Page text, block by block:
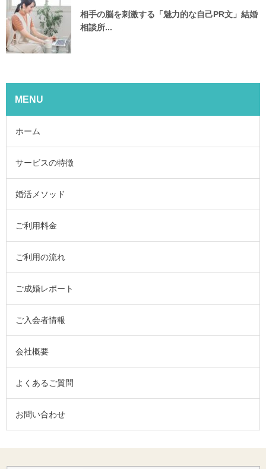
相手の脳を刺激する「魅力的な自己PR文」結婚
相談所...
MENU
ホーム
サービスの特徴
婚活メソッド
ご利用料金
ご利用の流れ
ご成婚レポート
ご入会者情報
会社概要
よくあるご質問
お問い合わせ